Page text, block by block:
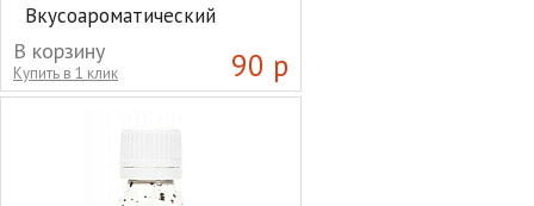
Вкусоароматический
концентрат "Коньяк
армянский" на 10л
90 р
В корзину
Купить в 1 клик